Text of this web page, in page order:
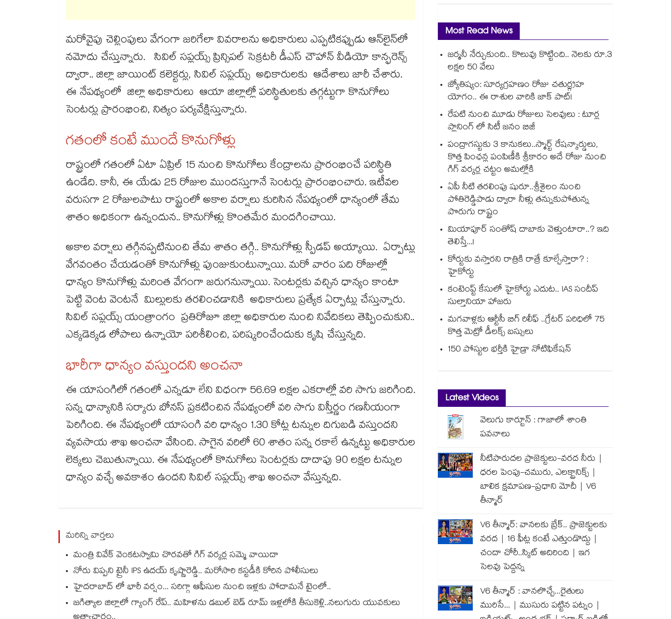
మరోవైపు చెల్లింపులు వేగంగా జరిగేలా వివరాలను అధికారులు ఎప్పటికప్పుడు ఆన్‌లైన్‌లో
నమోదు చేస్తున్నారు. సివిల్​ సప్లయ్స్​ ప్రిన్సిపల్​ సెక్రటరీ డీఎస్​ చౌహాన్​ వీడియో కాన్ఫరెన్స్​
ద్వారా.. జిల్లా జాయింట్​ కలెక్టర్లు, సివిల్ సప్లయ్స్​ అధికారులకు ఆదేశాలు జారీ చేశారు.
ఈ నేపథ్యంలో జిల్లా అధికారులు ఆయా జిల్లాల్లో పరిస్థితులకు తగ్గట్టుగా కొనుగోలు
సెంటర్లు ప్రారంభించి, నిత్యం పర్యవేక్షిస్తున్నారు.
గతంలో కంటే ముందే కొనుగోళ్లు
రాష్ట్రంలో గతంలో ఏటా ఏప్రిల్‌ 15 నుంచి కొనుగోలు కేంద్రాలను ప్రారంభించే పరిస్థితి
ఉండేది. కానీ, ఈ యేడు 25 రోజుల ముందస్తుగానే సెంటర్లు ప్రారంభించారు. ఇటీవల
వరుసగా 2 రోజులపాటు రాష్ట్రంలో అకాల వర్షాలు కురిసిన నేపథ్యంలో ధాన్యంలో తేమ
శాతం అధికంగా ఉన్నందున.. కొనుగోళ్లు కొంతమేర మందగించాయి.
అకాల వర్షాలు తగ్గినప్పటినుంచి తేమ శాతం తగ్గి.. కొనుగోళ్లు స్పీడప్ అయ్యాయి. ఏర్పాట్లు
వేగవంతం చేయడంతో కొనుగోళ్లు పుంజుకుంటున్నాయి. మరో వారం పది రోజుల్లో
ధాన్యం కొనుగోళ్లు మరింత వేగంగా జరుగనున్నాయి. సెంటర్లకు వచ్చిన ధాన్యం కాంటా
పెట్టి వెంట వెంటనే మిల్లులకు తరలించడానికి అధికారులు ప్రత్యేక ఏర్పాట్లు చేస్తున్నారు.
సివిల్​ సప్లయ్స్​ యంత్రాంగం ప్రతిరోజూ జిల్లా అధికారుల నుంచి నివేదికలు తెప్పించుకుని..
ఎక్కడెక్కడ లోపాలు ఉన్నాయో పరిశీలించి, పరిష్కరించేందుకు కృషి చేస్తున్నది.
భారీగా ధాన్యం వస్తుందని అంచనా
ఈ యాసంగిలో గతంలో ఎన్నడూ లేని విధంగా 56.69 లక్షల ఎకరాల్లో వరి సాగు జరిగింది.
సన్న ధాన్యానికి సర్కారు బోనస్​ ప్రకటించిన నేపథ్యంలో వరి సాగు విస్తీర్ణం గణనీయంగా
పెరిగింది. ఈ నేపథ్యంలో యాసంగి వరి ధాన్యం 1.30 కోట్ల టన్నుల దిగుబడి వస్తుందని
వ్యవసాయ శాఖ అంచనా వేసింది. సాగైన వరిలో 60 శాతం సన్న రకాలే ఉన్నట్టు అధికారుల
లెక్కలు చెబుతున్నాయి. ఈ నేపథ్యంలో కొనుగోలు సెంటర్లకు దాదాపు 90 లక్షల టన్నుల
ధాన్యం వచ్చే అవకాశం ఉందని సివిల్​ సప్లయ్స్​ శాఖ అంచనా వేస్తున్నది.
మరిన్ని వార్తలు
మంత్రి వివేక్ వెంకటస్వామి చొరవతో గిగ్ వర్కర్ల సమ్మె వాయిదా
నోరు విప్పని ట్రైనీ IPS ఉదయ్ కృష్ణారెడ్డి.. మరోసారి కస్టడీకి కోరిన పోలీసులు
హైదరాబాద్ లో భారీ వర్షం... సరిగ్గా ఆఫీసుల నుంచి ఇళ్లకు పోదామనే టైంలో..
జగిత్యాల జిల్లాలో గ్యాంగ్ రేప్.. మహిళను డబుల్ బెడ్ రూమ్ ఇళ్లలోకి తీసుకెళ్లి..నలుగురు యువకులు
Most Read News
జర్మనీ నేర్చుకుంది.. కొలువు కొట్టింది.. నెలకు రూ.3
లక్షల 50 వేలు
జ్యోతిష్యం: సూర్యగ్రహణం రోజు చతుర్గ్రహ
యోగం.. ఈ రాశుల వారికి జాక్ పాట్!
రేపటి నుంచి మూడు రోజులు సెలవులు : టూర్ల
ప్లానింగ్ లో సిటీ జనం బిజీ
పంద్రాగస్టుకు 3 కానుకలు..స్మార్ట్ రేషన్కార్డులు,
కొత్త పింఛన్ల పంపిణీకి శ్రీకారం అదే రోజు నుంచి
గిగ్ వర్కర్ల చట్టం అమల్లోకి
ఏపీ నీటి తరలింపు షురూ..శ్రీశైలం నుంచి
పోతిరెడ్డిపాడు ద్వారా నీళ్లు తన్నుకుపోతున్న
పొరుగు రాష్ట్రం
మియాపూర్ సంతోష్ దాబాకు వెళ్తుంటారా..? ఇది
తెలిస్తే...!
కోర్టుకు వస్తారని రాత్రికి రాత్రే కూల్చేస్తారా? :
హైకోర్టు
కంటెంప్ట్ కేసులో హైకోర్టు ఎదుట.. IAS సందీప్
సుల్తానియా హాజరు
మగవాళ్లకు ఆర్టీసీ బిగ్ రిలీఫ్ ..గ్రేటర్ పరిధిలో 75
కొత్త మెట్రో డీలక్స్ బస్సులు
150 పోస్టుల భర్తీకి హైడ్రా నోటిఫికేషన్
Latest Videos
వెలుగు కార్టూన్ : గాజాలో శాంతి
పవనాలు
నీటిపారుదల ప్రాజెక్టులు-వరద నీరు |
ధరల పెంపు-చమురు, ఎలక్ట్రానిక్స్ |
బాలిక క్షమాపణ-ప్రధాని మోదీ | V6
తీన్మార్
V6 తీన్మార్: వానలకు బ్రేక్.. ప్రాజెక్టులకు
వరద | 16 ఫీట్ల కంటే ఎత్తుండొద్దు |
చందా చోరీ..స్కిట్ అదిరింది | ఇగ
సెలవు పెద్దన్న
V6 తీన్మార్ : వానలొచ్చే...రైతులు
మురిసే... | ముసురు పట్టిన పట్నం |